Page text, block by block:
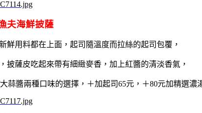
夫海鮮披薩
用料都在上面，起司隨溫度而拉絲的起司包覆，
披薩皮吃起來帶有細緻麥香，加上紅醬的清淡香氣，
蒜醬兩種口味的選擇，＋加起司65元，＋80元加精選濃